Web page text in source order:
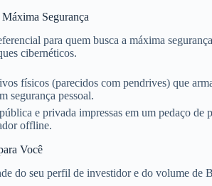
Segurança
para quem busca a máxima
cibernéticos.
físicos (parecidos com pendrives) que
segurança pessoal.
e privada impressas em um pedaço
offline.
Você
do seu perfil de investidor e do volume